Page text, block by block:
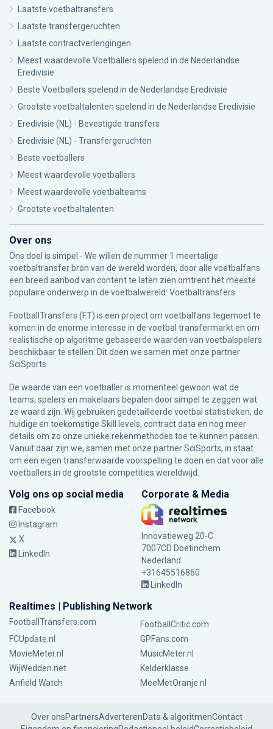
Laatste voetbaltransfers
Laatste transfergeruchten
Laatste contractverlengingen
Meest waardevolle Voetballers spelend in de Nederlandse
Eredivisie
Beste Voetballers spelend in de Nederlandse Eredivisie
Grootste voetbaltalenten spelend in de Nederlandse Eredivisie
Eredivisie (NL) - Bevestigde transfers
Eredivisie (NL) - Transfergeruchten
Beste voetballers
Meest waardevolle voetballers
Meest waardevolle voetbalteams
Grootste voetbaltalenten
Over ons
Ons doel is simpel - We willen de nummer 1 meertalige
voetbaltransfer bron van de wereld worden, door alle voetbalfans
een breed aanbod van content te laten zien omtrent het meeste
populaire onderwerp in de voetbalwereld: Voetbaltransfers.
FootballTransfers (FT) is een project om voetbalfans tegemoet te
komen in de enorme interesse in de voetbal transfermarkt en om
realistische op algoritme gebaseerde waarden van voetbalspelers
beschikbaar te stellen. Dit doen we samen met onze partner
SciSports
De waarde van een voetballer is momenteel gewoon wat de
teams, spelers en makelaars bepalen door simpel te zeggen wat
ze waard zijn. Wij gebruiken gedetailleerde voetbal statistieken, de
huidige en toekomstige Skill levels, contract data en nog meer
details om zo onze unieke rekenmethodes toe te kunnen passen.
Vanuit daar zijn we, samen met onze partner SciSports, in staat
om een eigen transferwaarde voorspelling te doen en dat voor alle
voetballers in de grootste competities wereldwijd.
Volg ons op social media
Facebook
Instagram
X
LinkedIn
Corporate & Media
Innovatieweg 20-C
7007CD Doetinchem
Nederland
+31645516860
LinkedIn
Realtimes | Publishing Network
FootballTransfers.com
FootballCritic.com
FCUpdate.nl
GPFans.com
MovieMeter.nl
MusicMeter.nl
WijWedden.net
Kelderklasse
Anfield Watch
MeeMetOranje.nl
Over onsPartnersAdverterenData & algoritmenContact